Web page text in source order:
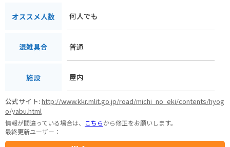
オススメ人数 何人でも
混雑具合 普通
施設 屋内
公式サイト:http://www.kkr.mlit.go.jp/road/michi_no_eki/contents/hyog
o/yabu.html
情報が間違っている場合は、 こちらから修正をお願いします。
最終更新ユーザー：